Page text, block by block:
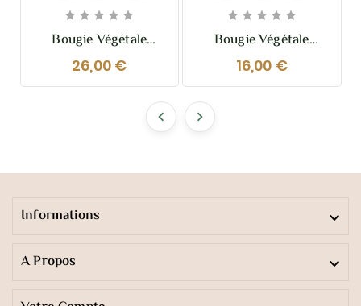
    
Bougie Végétale
Parfumée Fleur
D’Oranger 210g –
Florale Et
26,00 €
    
Bougie Végétale
Parfumée Fleur De
Coton 110g – Douce,
Poudrée Et
16,00 €
 
Informations 
A Propos 